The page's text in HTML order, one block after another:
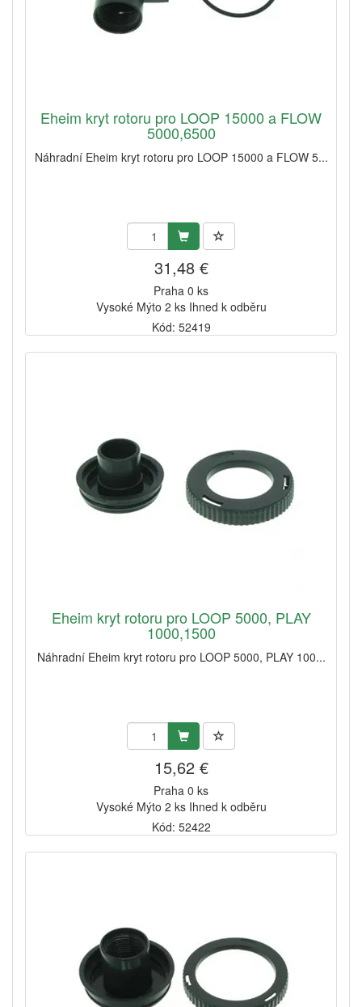
Eheim kryt rotoru pro LOOP 15000 a FLOW
5000,6500
Náhradní Eheim kryt rotoru pro LOOP 15000 a FLOW 5...
31,48 €
Praha 0 ks
Vysoké Mýto 2 ks Ihned k odběru
Kód: 52419
Eheim kryt rotoru pro LOOP 5000, PLAY
1000,1500
Náhradní Eheim kryt rotoru pro LOOP 5000, PLAY 100...
15,62 €
Praha 0 ks
Vysoké Mýto 2 ks Ihned k odběru
Kód: 52422